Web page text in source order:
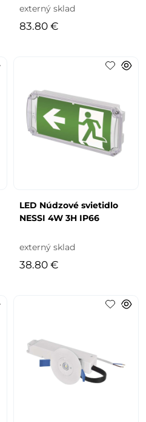
externý sklad
83.80 €
LED Núdzové svietidlo
NESSI 4W 3H IP66
externý sklad
38.80 €